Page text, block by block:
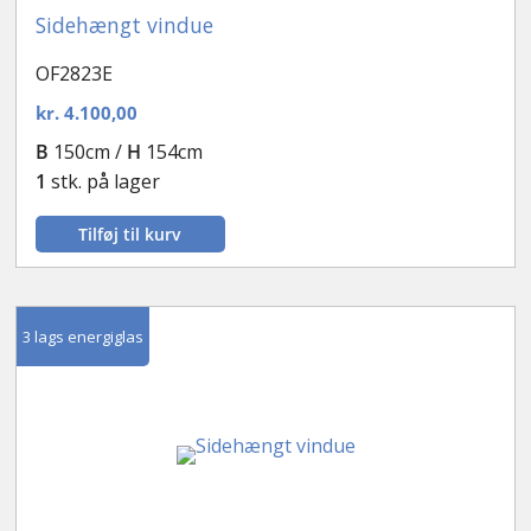
Sidehængt vindue
OF2823E
kr.4.100,00
Tilføj til kurv
B 150cm / H 154cm
1 stk. på lager
3 lags energiglas